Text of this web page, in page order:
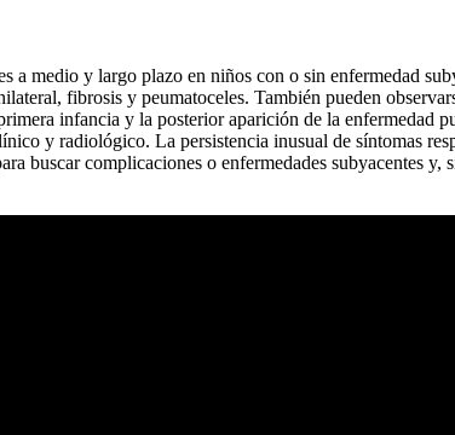
medio y largo plazo en niños con o sin enfermedad
fibrosis y peumatoceles. También pueden
infancia y la posterior aparición de la enfermedad
y radiológico. La persistencia inusual de síntomas
buscar complicaciones o enfermedades subyacentes y,